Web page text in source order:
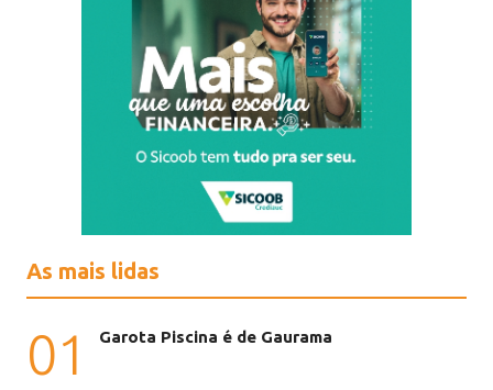
As mais lidas
01 Garota Piscina é de Gaurama